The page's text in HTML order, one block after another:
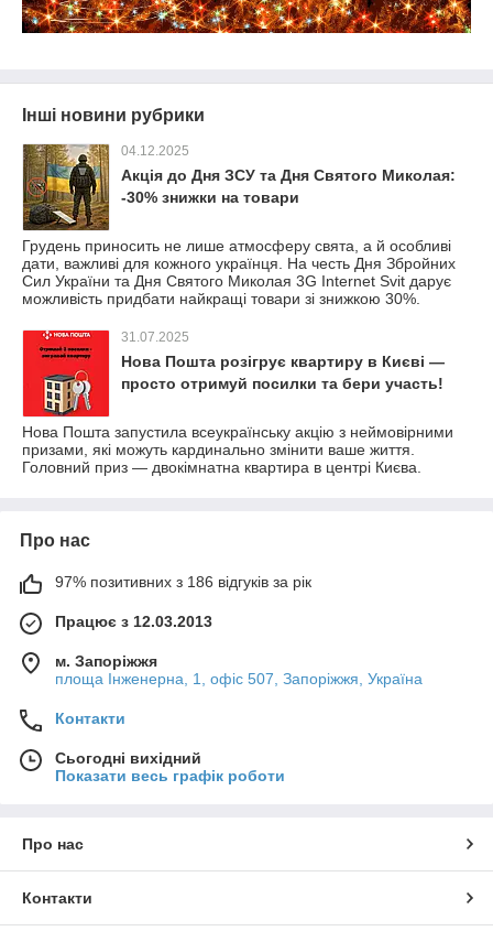
Інші новини рубрики
04.12.2025
Акція до Дня ЗСУ та Дня Святого Миколая:
-30% знижки на товари
Грудень приносить не лише атмосферу свята, а й особливі
дати, важливі для кожного українця. На честь Дня Збройних
Сил України та Дня Святого Миколая 3G Internet Svit дарує
можливість придбати найкращі товари зі знижкою 30%.
31.07.2025
Нова Пошта розігрує квартиру в Києві —
просто отримуй посилки та бери участь!
Нова Пошта запустила всеукраїнську акцію з неймовірними
призами, які можуть кардинально змінити ваше життя.
Головний приз — двокімнатна квартира в центрі Києва.
Про нас
97% позитивних з 186 відгуків за рік
Працює з 12.03.2013
м. Запоріжжя
площа Інженерна, 1, офіс 507, Запоріжжя, Україна
Контакти
Сьогодні вихідний
Показати весь графік роботи
Про нас
Контакти